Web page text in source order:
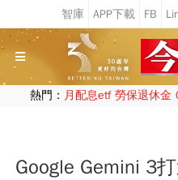
熱門： 月配息etf 勞保退休金
Google Gemini 3